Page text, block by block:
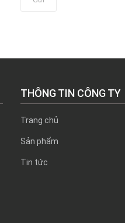
THÔNG TIN CÔNG TY
Trang chủ
Sản phẩm
Tin tức